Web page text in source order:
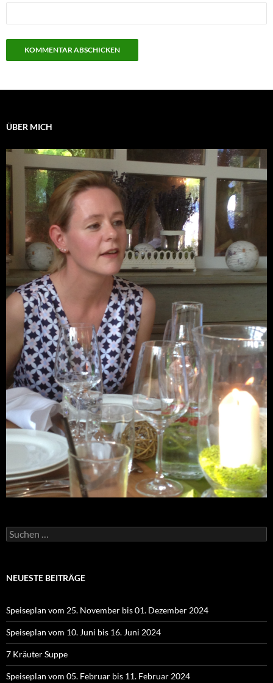
ÜBER MICH
Suchen
nach:
NEUESTE BEITRÄGE
Speiseplan vom 25. November bis 01. Dezember 2024
Speiseplan vom 10. Juni bis 16. Juni 2024
7 Kräuter Suppe
Speiseplan vom 05. Februar bis 11. Februar 2024